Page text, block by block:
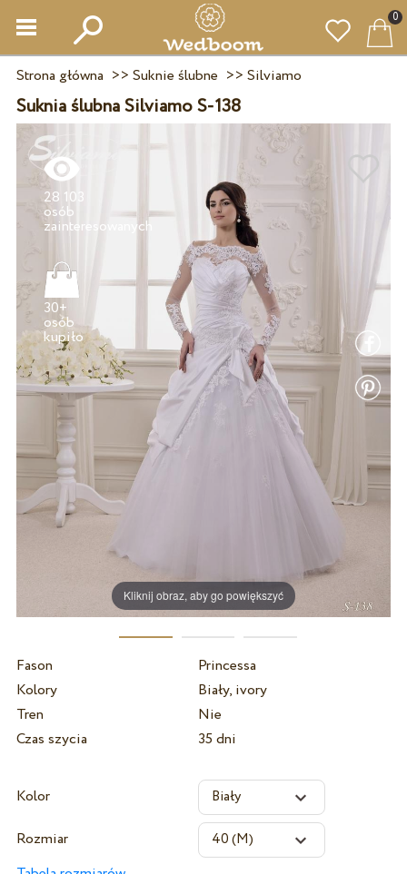
0
Strona główna >> Suknie ślubne >> Silviamo
Suknia ślubna Silviamo S-138
Kliknij obraz, aby go powiększyć
28 103
osób
30+
osób
kupiło
Fason
Princessa
Kolory
Biały, ivory
Tren
Nie
Czas szycia
35 dni
Kolor
Rozmiar